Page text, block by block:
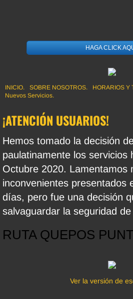
HAGA CLICK
INICIO. SOBRE NOSOTROS. HORARIOS Y
Nuevos Servicios.
¡ATENCIÓN USUARIOS!
Hemos tomado la decisión
paulatinamente los servicios
Octubre 2020. Lamentamos
inconvenientes presentados
días, pero fue una decisión
salvaguardar la seguridad
RUTA QUEPOS
Ver la versión de